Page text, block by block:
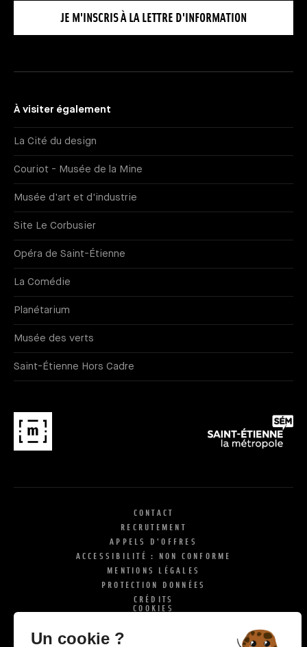
JE M'INSCRIS À LA LETTRE D'INFORMATION
À visiter également
La Cité du design
Couriot - Musée de la Mine
Musée d'art et d'industrie
Site Le Corbusier
Opéra de Saint-Étienne
La Comédie
Planétarium
Musée des verts
Saint-Étienne Hors Cadre
CONTACT
RECRUTEMENT
APPELS D'OFFRES
ACCESSIBILITÉ : NON CONFORME
MENTIONS LÉGALES
PROTECTION DONNÉES
CRÉDITS
COOKIES
Un cookie ?